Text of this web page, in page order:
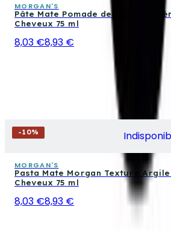
MORGAN'S
Pâte Mate Pomade de Morgan
Cheveux 75 ml
8,03 €8,93 €
-10%
MORGAN'S
Pasta Mate Morgan Texture
Cheveux 75 ml
8,03 €8,93 €